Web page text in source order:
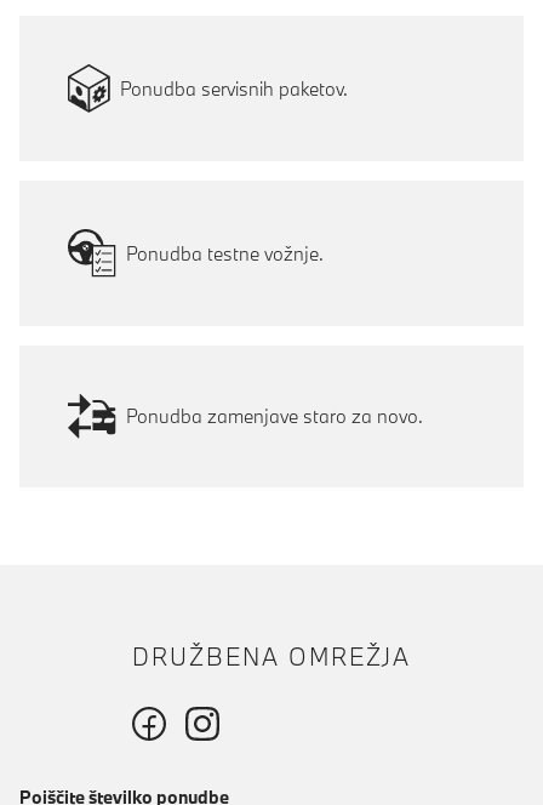
Ponudba servisnih paketov.
Ponudba testne vožnje.
Ponudba zamenjave staro za novo.
DRUŽBENA OMREŽJA
Poiščite številko ponudbe